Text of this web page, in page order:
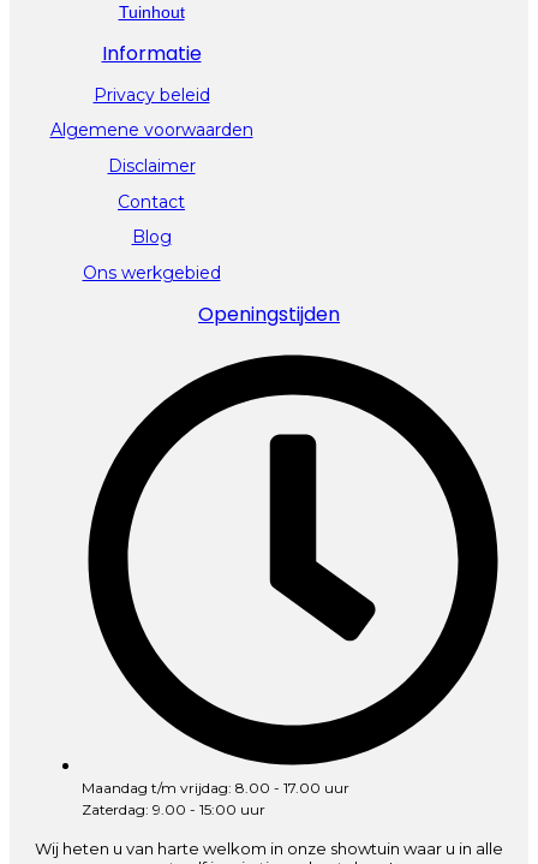
Tuinhout
Informatie
Privacy beleid
Algemene voorwaarden
Disclaimer
Contact
Blog
Ons werkgebied
Openingstijden
Maandag t/m vrijdag: 8.00 - 17.00 uur
Zaterdag: 9.00 - 15:00 uur
Wij heten u van harte welkom in onze showtuin waar u in alle